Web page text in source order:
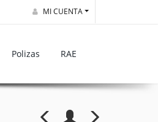
MI CUENTA
Polizas RAE